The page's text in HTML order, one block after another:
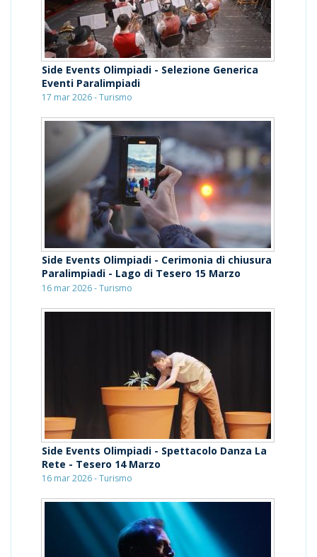
Side Events Olimpiadi - Selezione Generica
Eventi Paralimpiadi
17 mar 2026 - Turismo
Side Events Olimpiadi - Cerimonia di chiusura
Paralimpiadi - Lago di Tesero 15 Marzo
16 mar 2026 - Turismo
Side Events Olimpiadi - Spettacolo Danza La
Rete - Tesero 14 Marzo
16 mar 2026 - Turismo